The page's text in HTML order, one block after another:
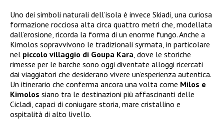
Uno dei simboli naturali dell’isola è invece Skiadi, una curiosa
formazione rocciosa alta circa quattro metri che, modellata
dall’erosione, ricorda la forma di un enorme fungo. Anche a
Kimolos sopravvivono le tradizionali syrmata, in particolare
nel piccolo villaggio di Goupa Kara , dove le storiche
rimesse per le barche sono oggi diventate alloggi ricercati
dai viaggiatori che desiderano vivere un’esperienza autentica.
Un itinerario che conferma ancora una volta come Milos e
Kimolos siano tra le destinazioni più affascinanti delle
Cicladi, capaci di coniugare storia, mare cristallino e
ospitalità di alto livello.